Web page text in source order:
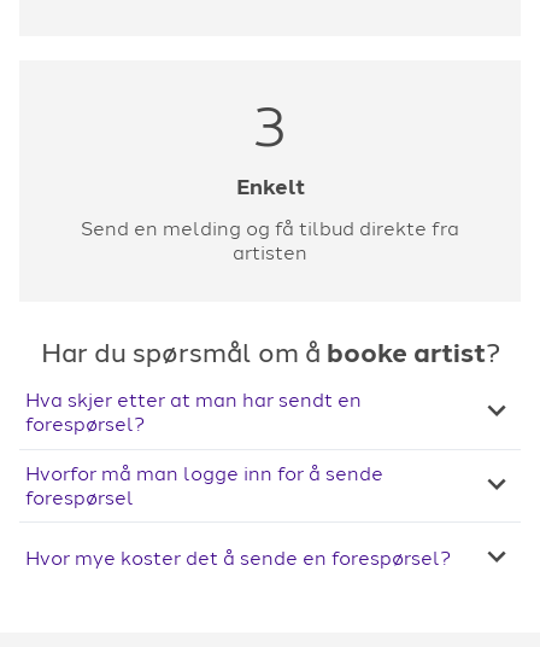
3
Enkelt
Send en melding og få tilbud direkte fra
artisten
Har du spørsmål om å booke artist?
Hva skjer etter at man har sendt en
forespørsel?
Hvorfor må man logge inn for å sende
forespørsel
Hvor mye koster det å sende en forespørsel?